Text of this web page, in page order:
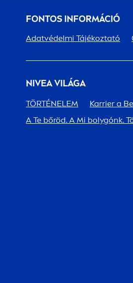
FONTOS INFORMÁCIÓ
Adatvédelmi Tájékoztató
NIVEAVILÁGA
TÖRTÉNELEM
Karrier a
A Te bőröd. A Mi bolygónk.